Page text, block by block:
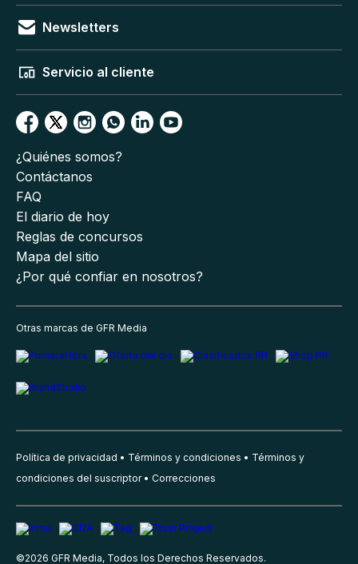
Newsletters
Servicio al cliente
¿Quiénes somos?
Contáctanos
FAQ
El diario de hoy
Reglas de concursos
Mapa del sitio
¿Por qué confiar en nosotros?
Otras marcas de GFR Media
Política de privacidad Términos y condiciones
Términos y
condiciones del suscriptor
Correcciones
©2026 GFR Media, Todos los Derechos Reservados.